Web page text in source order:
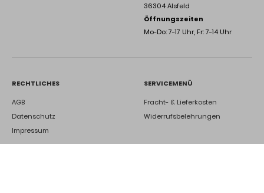
36304 Alsfeld
Öffnungszeiten
Mo-Do: 7-17 Uhr, Fr: 7-14 Uhr
RECHTLICHES
AGB
Datenschutz
Impressum
SERVICEMENÜ
Fracht- & Lieferkosten
Widerrufsbelehrungen